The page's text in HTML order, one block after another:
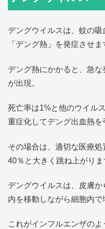
デングウイルスは、蚊の吸
「デング熱」を発症させま
デング熱にかかると、急
が出現。
死亡率は1%と他のウイル
重症化してデング出血熱を
その場合は、適切な医療
40％と大きく跳ね上がりま
デングウイルスは、皮膚
内を移動しながら細胞内で
これがインフルエンザの